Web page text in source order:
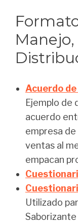
Acuerdo
Ejemplo de
acuerdo
empresa
ventas al
empacan
Utilizado